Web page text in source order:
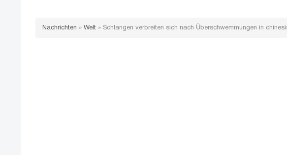
Nachrichten » Welt » Schlangen verbreiten sich nach Überschwemmungen in